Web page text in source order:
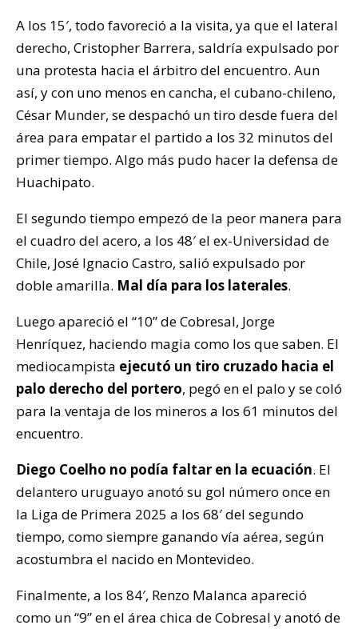
A los 15′, todo favoreció a la visita, ya que el lateral
derecho, Cristopher Barrera, saldría expulsado por
una protesta hacia el árbitro del encuentro. Aun
así, y con uno menos en cancha, el cubano-chileno,
César Munder, se despachó un tiro desde fuera del
área para empatar el partido a los 32 minutos del
primer tiempo. Algo más pudo hacer la defensa de
Huachipato.
El segundo tiempo empezó de la peor manera para
el cuadro del acero, a los 48′ el ex-Universidad de
Chile, José Ignacio Castro, salió expulsado por
doble amarilla. Mal día para los laterales.
Luego apareció el “10” de Cobresal, Jorge
Henríquez, haciendo magia como los que saben. El
mediocampista ejecutó un tiro cruzado hacia el
palo derecho del portero, pegó en el palo y se coló
para la ventaja de los mineros a los 61 minutos del
encuentro.
Diego Coelho no podía faltar en la ecuación. El
delantero uruguayo anotó su gol número once en
la Liga de Primera 2025 a los 68′ del segundo
tiempo, como siempre ganando vía aérea, según
acostumbra el nacido en Montevideo.
Finalmente, a los 84′, Renzo Malanca apareció
como un “9” en el área chica de Cobresal y anotó de